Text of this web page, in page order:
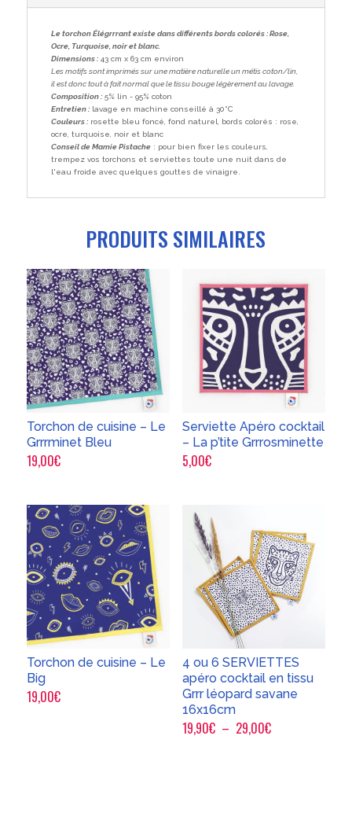
43
Le torchon Élégrrrant existe dans différents bords colorés : Rose,
Ocre, Turquoise, noir et blanc.
Dimensions :43 cm x 63 cm environ
Les motifs sont imprimés sur une matière naturelle un métis coton/lin,
il est donc tout à fait normal que le tissu bouge légèrement au lavage.
Composition :5% lin - 95% coton
Entretien :lavage en machine conseillé à 30°C
Couleurs :rosette bleu foncé, fond naturel, bords colorés : rose,
ocre, turquoise, noir et blanc
Conseil de Mamie Pistache: pour bien fixer les couleurs,
trempez vos torchons et serviettes toute une nuit dans de
l'eau froide avec quelques gouttes de vinaigre.
PRODUITS SIMILAIRES
Torchon de cuisine – Le
Grrrminet Bleu
19,00€
Serviette Apéro cocktail
– La p’tite Grrrosminette
5,00€
Torchon de cuisine – Le
Big
19,00€
4 ou 6 SERVIETTES
apéro cocktail en tissu
Grrr léopard savane
16x16cm
19,90€ – 29,00€Plage